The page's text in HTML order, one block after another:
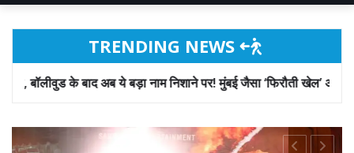
TRENDING NEWS
नाम निशाने पर! मुंबई जैसा ‘फिरौती खेल’ अब दिल्ली-पंजाब में?